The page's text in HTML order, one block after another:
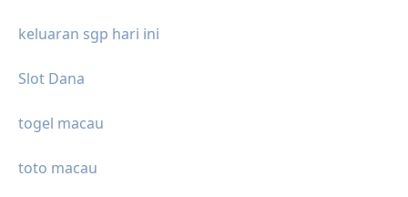
keluaran sgp hari ini
Slot Dana
togel macau
toto macau